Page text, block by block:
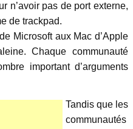
n’avoir pas de port externe,
de trackpad.
Microsoft aux Mac d’Apple
Chaque communauté
important d’arguments
Tandis que les
communautés